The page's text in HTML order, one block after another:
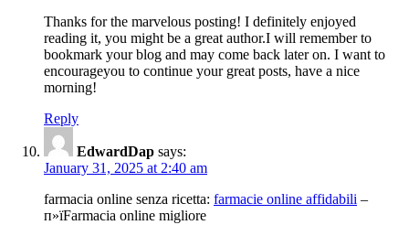
Thanks for the marvelous posting! I definitely enjoyed
reading it, you might be a great author.I will remember to
bookmark your blog and may come back later on. I want to
encourageyou to continue your great posts, have a nice
morning!
Reply
EdwardDap says:
January 31, 2025 at 2:40 am
farmacia online senza ricetta: farmacie online affidabili –
п»їFarmacia online migliore